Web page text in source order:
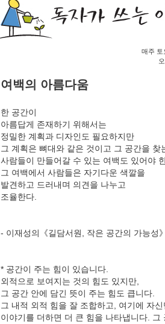
매주 토
여백의 아름다움
한 공간이
아름답게 존재하기 위해서는
정밀한 계획과 디자인도 필요하지만
그 계획은 뼈대와 같은 것이고 그 공간을 찾
사람들이 만들어갈 수 있는 여백도 있어야
그 여백에서 사람들은 자기다운 색깔을
발견하고 드러내며 의견을 나누고
조율한다.
- 이재성의《길담서원, 작은 공간의 가능성
* 공간이 주는 힘이 있습니다.
외적으로 보여지는 것의 힘도 있지만,
그 공간 안에 담긴 뜻이 주는 힘도 큽니다.
그 내적 외적 힘을 잘 조합하고, 여기에 자신
이야기를 더하면 더 큰 힘을 나타냅니다. 그